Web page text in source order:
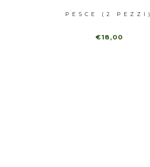
PESCE (2 PEZZI)
€18,00